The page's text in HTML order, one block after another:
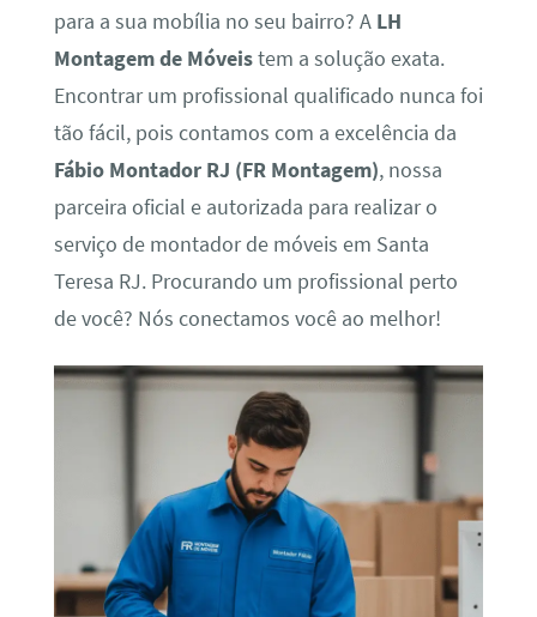
para a sua mobília no seu bairro? A LH
Montagem de Móveistem a solução exata.
Encontrar um profissional qualificado nunca foi
tão fácil, pois contamos com a excelência da
Fábio Montador RJ (FR Montagem), nossa
parceira oficial e autorizada para realizar o
serviço de montador de móveis em Santa
Teresa RJ. Procurando um profissional perto
de você? Nós conectamos você ao melhor!